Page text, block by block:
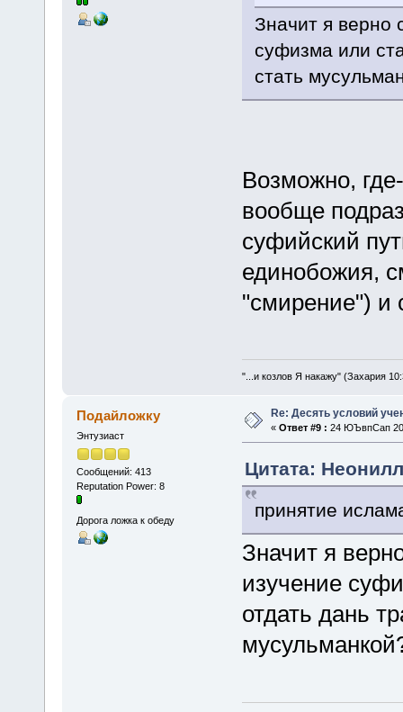
Значит я верно
суфизма или
стать
Возможно,
вообще
суфийский
единобожия,
"смирение") и
"...и козлов Я накажу" (Захария
Подайложку
Энтузиаст
Сообщений: 413
Reputation Power: 8
Дорога ложка к обеду
Re: Десять условий
« Ответ #9 : 24 ЮЪвпСап
Цитата:
принятие
Значит я
изучение
отдать дань